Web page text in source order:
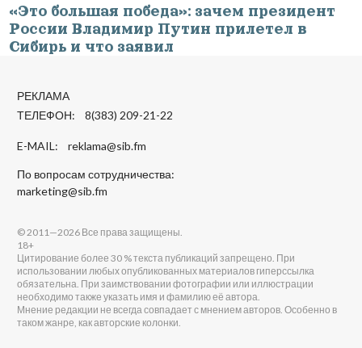
«Это большая победа»: зачем президент
России Владимир Путин прилетел в
Сибирь и что заявил
РЕКЛАМА
ТЕЛЕФОН: 8(383) 209-21-22
E-MAIL: reklama@sib.fm
По вопросам сотрудничества:
marketing@sib.fm
© 2011—2026 Все права защищены.
18+
Цитирование более 30 % текста публикаций запрещено. При
использовании любых опубликованных материалов гиперссылка
обязательна. При заимствовании фотографии или иллюстрации
необходимо также указать имя и фамилию её автора.
Мнение редакции не всегда совпадает с мнением авторов. Особенно в
таком жанре, как авторские колонки.